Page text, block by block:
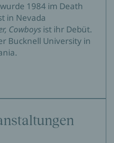
1984 im Death
in Nevada
Cowboys ist ihr Debüt.
Bucknell University in